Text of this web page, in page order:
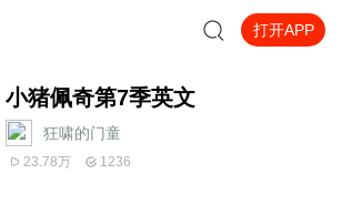
打开APP
小猪佩奇第7季英文
狂啸的门童
23.78万 1236